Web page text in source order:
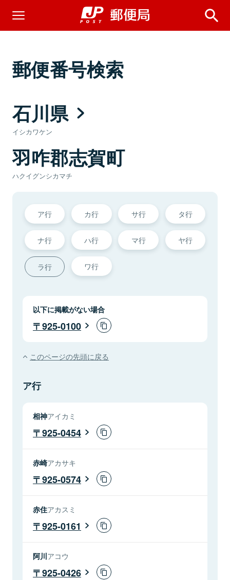
郵便番号検索
石川県
イシカワケン
羽咋郡志賀町
ハクイグンシカマチ
ア行 カ行 サ行 タ行
ナ行 ハ行 マ行 ヤ行
ラ行 ワ行
以下に掲載がない場合
925-0100
このページの先頭に戻る
ア行
相神アイカミ
925-0454
赤崎アカサキ
925-0574
赤住アカスミ
925-0161
阿川アコウ
925-0426